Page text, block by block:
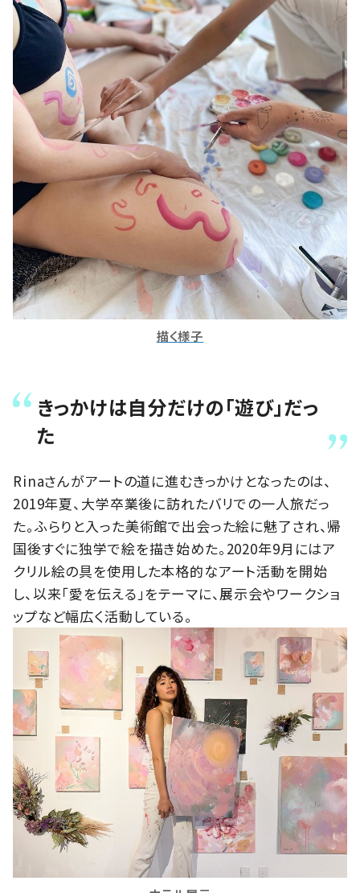
描く様子
きっかけは自分だけの「遊び」だっ
た
Rinaさんがアートの道に進むきっかけとなったのは、
2019年夏、大学卒業後に訪れたバリでの一人旅だっ
た。ふらりと入った美術館で出会った絵に魅了され、帰
国後すぐに独学で絵を描き始めた。2020年9月にはア
クリル絵の具を使用した本格的なアート活動を開始
し、以来「愛を伝える」をテーマに、展示会やワークショ
ップなど幅広く活動している。